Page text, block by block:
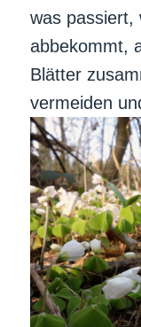
was passiert,
abbekommt,
Blätter
vermeiden